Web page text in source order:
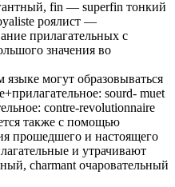
fin — superfin тонкий
роялист —
прилагательных с
значения во
могут образовываться
sourd- muet
contre-revolutionnaire
также с помощью
прошедшего и настоящего
и утрачивают
charmant очаровательный